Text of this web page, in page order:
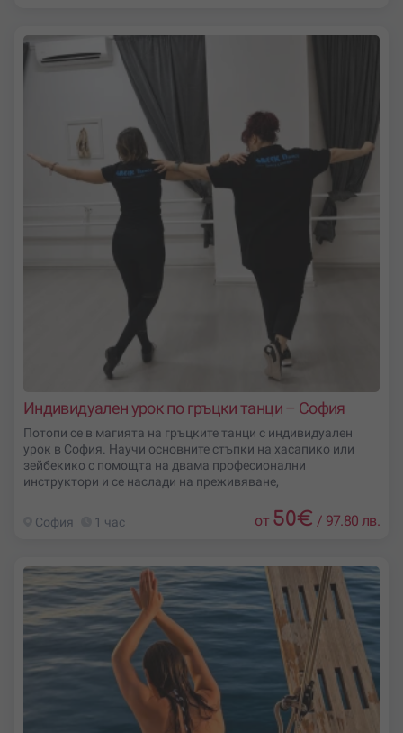
Индивидуален урок по гръцки танци – София
Потопи се в магията на гръцките танци с индивидуален
урок в София. Научи основните стъпки на хасапико или
зейбекико с помощта на двама професионални
инструктори и се наслади на преживяване,
София 1 час от 50€ / 97.80 лв.